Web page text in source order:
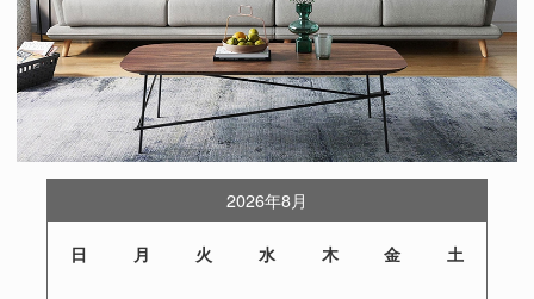
2026年8月
日 月 火 水 木 金 土